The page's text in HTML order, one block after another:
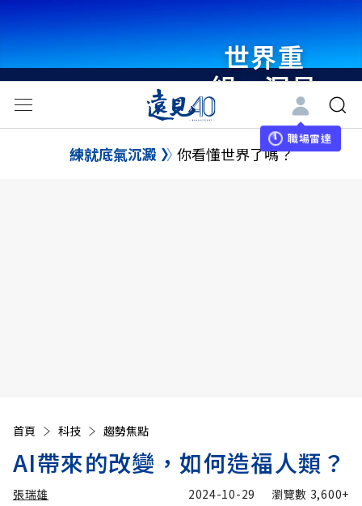
世界重
組・洞見
未來 與
世界領袖
職場雷達
練就底氣沉澱 你看懂世界了嗎？
首頁 科技 趨勢焦點
AI帶來的改變，如何造福人類？
張瑞雄 2024-10-29 瀏覽數 3,600+